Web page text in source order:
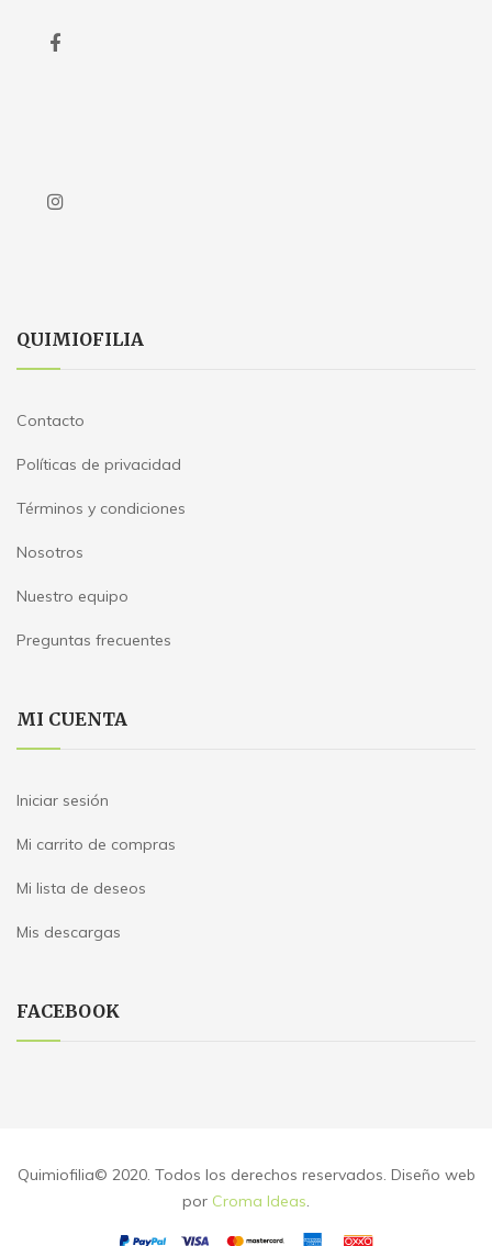
QUIMIOFILIA
Contacto
Políticas de privacidad
Términos y condiciones
Nosotros
Nuestro equipo
Preguntas frecuentes
MI CUENTA
Iniciar sesión
Mi carrito de compras
Mi lista de deseos
Mis descargas
FACEBOOK
Quimiofilia© 2020. Todos los derechos reservados. Diseño web
por Croma Ideas.